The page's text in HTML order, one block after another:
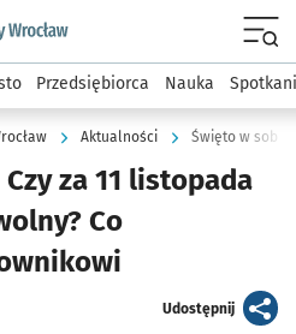
podserwis: Strategia
Przedsiębiorca Nauka
Aktualności
za 11 listopada
Co
Udostępnijartykuł